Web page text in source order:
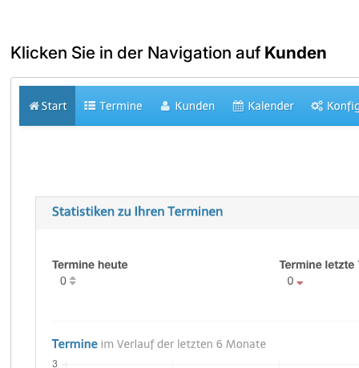
Klicken Sie in der Navigation auf Kunden